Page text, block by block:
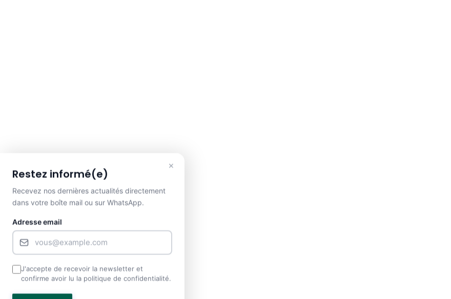
×
Restez informé(e)
Recevez nos dernières actualités directement
dans votre boîte mail ou sur WhatsApp.
Adresse email
J'accepte de recevoir la newsletter et
confirme avoir lu la politique de confidentialité.